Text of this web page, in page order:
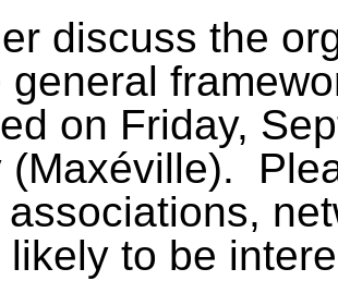
discuss the
general
on Friday,
(Maxéville).
likely to be